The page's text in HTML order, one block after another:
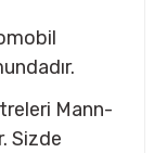
Mann-
Sizde